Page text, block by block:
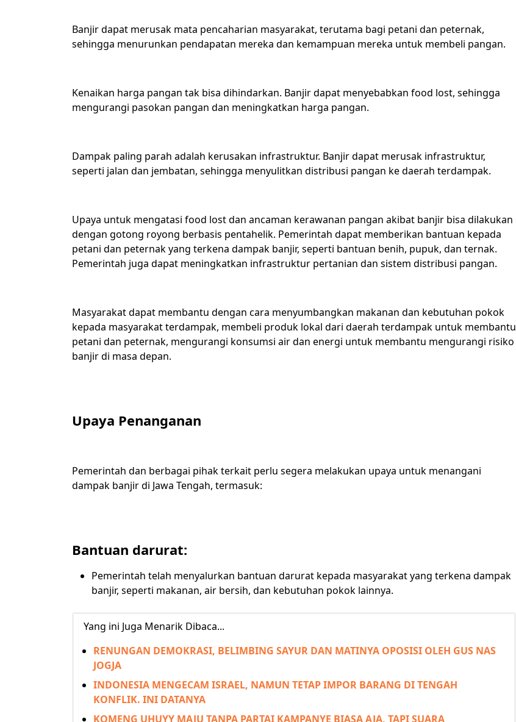
Banjir dapat merusak mata pencaharian masyarakat, terutama bagi petani dan peternak,
sehingga menurunkan pendapatan mereka dan kemampuan mereka untuk membeli pangan.
Kenaikan harga pangan tak bisa dihindarkan. Banjir dapat menyebabkan food lost, sehingga
mengurangi pasokan pangan dan meningkatkan harga pangan.
Dampak paling parah adalah kerusakan infrastruktur. Banjir dapat merusak infrastruktur,
seperti jalan dan jembatan, sehingga menyulitkan distribusi pangan ke daerah terdampak.
Upaya untuk mengatasi food lost dan ancaman kerawanan pangan akibat banjir bisa dilakukan
dengan gotong royong berbasis pentahelik. Pemerintah dapat memberikan bantuan kepada
petani dan peternak yang terkena dampak banjir, seperti bantuan benih, pupuk, dan ternak.
Pemerintah juga dapat meningkatkan infrastruktur pertanian dan sistem distribusi pangan.
Masyarakat dapat membantu dengan cara menyumbangkan makanan dan kebutuhan pokok
kepada masyarakat terdampak, membeli produk lokal dari daerah terdampak untuk membantu
petani dan peternak, mengurangi konsumsi air dan energi untuk membantu mengurangi risiko
banjir di masa depan.
Upaya Penanganan
Pemerintah dan berbagai pihak terkait perlu segera melakukan upaya untuk menangani
dampak banjir di Jawa Tengah, termasuk:
Bantuan darurat:
Pemerintah telah menyalurkan bantuan darurat kepada masyarakat yang terkena dampak
banjir, seperti makanan, air bersih, dan kebutuhan pokok lainnya.
Yang ini Juga Menarik Dibaca...
RENUNGAN DEMOKRASI, BELIMBING SAYUR DAN MATINYA OPOSISI OLEH GUS NAS
JOGJA
INDONESIA MENGECAM ISRAEL, NAMUN TETAP IMPOR BARANG DI TENGAH
KONFLIK. INI DATANYA
KOMENG UHUYY MAJU TANPA PARTAI KAMPANYE BIASA AJA, TAPI SUARA